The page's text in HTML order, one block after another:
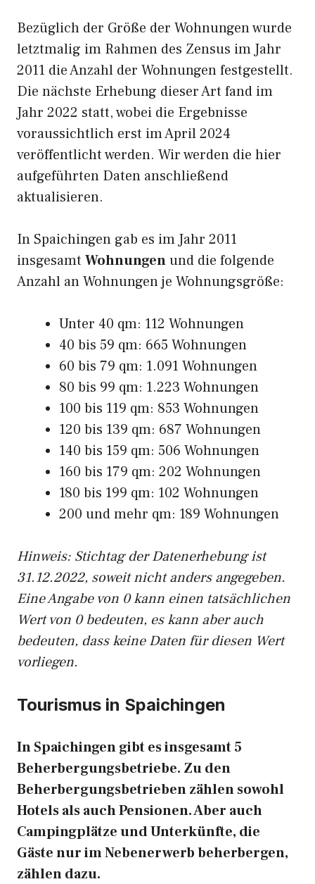
Bezüglich der Größe der Wohnungen wurde
letztmalig im Rahmen des Zensus im Jahr
2011 die Anzahl der Wohnungen festgestellt.
Die nächste Erhebung dieser Art fand im
Jahr 2022 statt, wobei die Ergebnisse
voraussichtlich erst im April 2024
veröffentlicht werden. Wir werden die hier
aufgeführten Daten anschließend
aktualisieren.
In Spaichingen gab es im Jahr 2011
insgesamt Wohnungenund die folgende
Anzahl an Wohnungen je Wohnungsgröße:
Unter 40 qm: 112 Wohnungen
40 bis 59 qm: 665 Wohnungen
60 bis 79 qm: 1.091 Wohnungen
80 bis 99 qm: 1.223 Wohnungen
100 bis 119 qm: 853 Wohnungen
120 bis 139 qm: 687 Wohnungen
140 bis 159 qm: 506 Wohnungen
160 bis 179 qm: 202 Wohnungen
180 bis 199 qm: 102 Wohnungen
200 und mehr qm: 189 Wohnungen
Hinweis: Stichtag der Datenerhebung ist
31.12.2022, soweit nicht anders angegeben.
Eine Angabe von 0 kann einen tatsächlichen
Wert von 0 bedeuten, es kann aber auch
bedeuten, dass keine Daten für diesen Wert
vorliegen.
Tourismus in Spaichingen
In Spaichingen gibt es insgesamt 5
Beherbergungsbetriebe. Zu den
Beherbergungsbetrieben zählen sowohl
Hotels als auch Pensionen. Aber auch
Campingplätze und Unterkünfte, die
Gäste nur im Nebenerwerb beherbergen,
zählen dazu.